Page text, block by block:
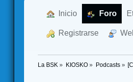
Inicio Foro
Registrarse
La BSK » KIOSKO» Podcasts»